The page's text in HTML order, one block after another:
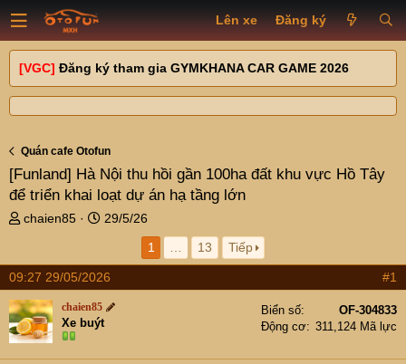
Lên xe Đăng ký
[VGC] Đăng ký tham gia GYMKHANA CAR GAME 2026
Quán cafe Otofun
[Funland] Hà Nội thu hồi gần 100ha đất khu vực Hồ Tây
để triển khai loạt dự án hạ tầng lớn
T
e
a
d
s
t
chaien85
N
y
g
ử
i
29/5/26
1
13 Tiếp
09:27 29/05/2026 #1
chaien85
Xe buýt
Biển số
OF-304833
Động cơ
311,124 Mã lực